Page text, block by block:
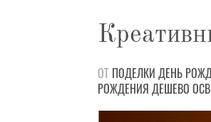
ОТ ПОДЕЛКИ ДЕНЬ
РОЖДЕНИЯ ДЕШЕВО